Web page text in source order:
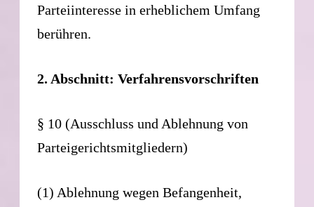
Parteiinteresse in erheblichem Umfang
berühren.
2. Abschnitt: Verfahrensvorschriften
§ 10 (Ausschluss und Ablehnung von
Parteigerichtsmitgliedern)
(1) Ablehnung wegen Befangenheit,